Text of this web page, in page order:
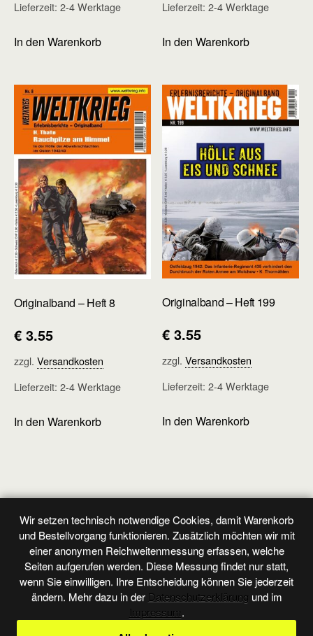
Lieferzeit: 2-4 Werktage
In den Warenkorb
Lieferzeit:2-4 Werktage
In den Warenkorb
Originalband – Heft 8
€ 3.55
zzgl. Versandkosten
Lieferzeit: 2-4 Werktage
In den Warenkorb
Originalband – Heft 199
€ 3.55
zzgl.Versandkosten
Lieferzeit:2-4 Werktage
In den Warenkorb
Vorheriger Beitrag
Legion - Heft 15
Nächster Beitrag
Originalband - Heft 7
Zum Seitenanfang
Wir setzen technisch notwendige Cookies, damit Warenkorb
und Bestellvorgang funktionieren. Zusätzlich möchten wir mit
einer anonymen Reichweitenmessung erfassen, welche
Seiten aufgerufen werden. Diese Messung findet nur statt,
wenn Sie einwilligen. Ihre Entscheidung können Sie jederzeit
ändern. Mehr dazu in der Datenschutzerklärung und im
Impressum.